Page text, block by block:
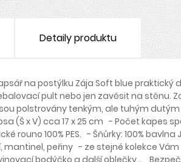
Detaily produktu
na postýlku Zája Soft blue praktický
pult nebo jen zavěsit na stěnu.
polstrovány tenkým, ale tuhým
(Š x V) cca 17 x 25 cm - Počet kapes
rouno 100% PES. - Šňůrky: 100%
mantinel, peřiny - ze stejné kolekce
bodýčko a další oblečky...